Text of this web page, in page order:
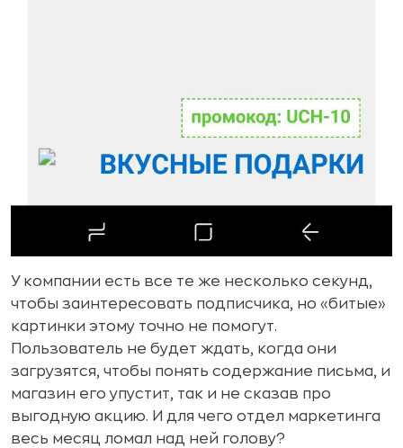
У компании есть все те же несколько секунд,
чтобы заинтересовать подписчика, но «битые»
картинки этому точно не помогут.
Пользователь не будет ждать, когда они
загрузятся, чтобы понять содержание письма, и
магазин его упустит, так и не сказав про
выгодную акцию. И для чего отдел маркетинга
весь месяц ломал над ней голову?